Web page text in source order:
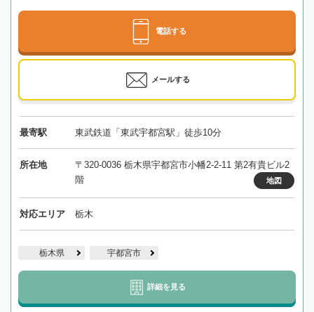
電話する
メールする
最寄駅 東武鉄道「東武宇都宮駅」徒歩10分
所在地
〒320-0036 栃木県宇都宮市小幡2-2-11 第2有貴ビル2
階
地図
対応エリア 栃木
栃木県 宇都宮市
詳細を見る